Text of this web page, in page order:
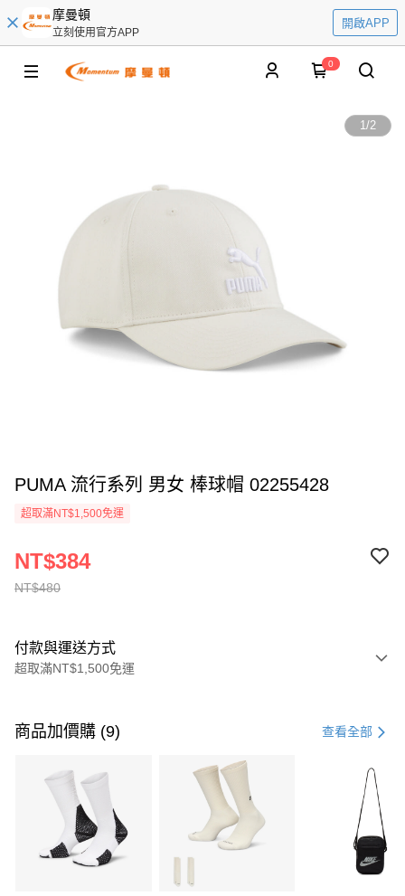
摩曼頓
立刻使用官方APP
開啟APP
0
1/2
PUMA 流行系列 男女 棒球帽 02255428
超取滿NT$1,500免運
NT$480
NT$384
付款與運送方式
超取滿NT$1,500免運
信用卡一次付款
3 期 0 利率 每期 21家銀行
合作金庫商業銀行
第一商業銀行
華南商業銀行
彰化商業銀行
上海商業儲蓄銀行
Apple Pay
商品加價購 (9) 查看全部